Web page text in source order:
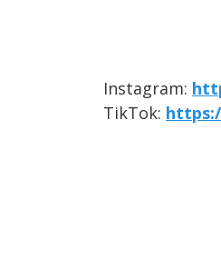
Instagram:
TikTok: